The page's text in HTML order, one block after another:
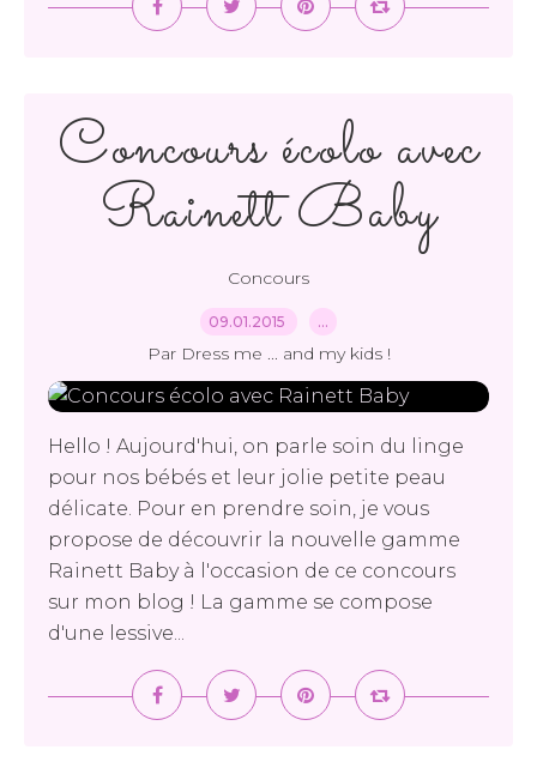
Concours écolo avec
Rainett Baby
Concours
09.01.2015 …
Par Dress me ... and my kids !
Hello ! Aujourd'hui, on parle soin du linge
pour nos bébés et leur jolie petite peau
délicate. Pour en prendre soin, je vous
propose de découvrir la nouvelle gamme
Rainett Baby à l'occasion de ce concours
sur mon blog ! La gamme se compose
d'une lessive...